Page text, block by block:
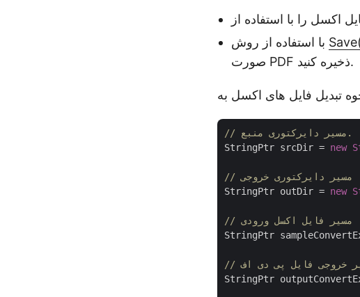
صورت PDF ذخیره کنید.
// مسیر دایرکتوری منبع.
StringPtr srcDir = new
// مسیر دایرکتوری خروجی
StringPtr outDir = new
// مسیر فایل اکسل ورودی
StringPtr
خروجی فایل پی دی اف
StringPtr